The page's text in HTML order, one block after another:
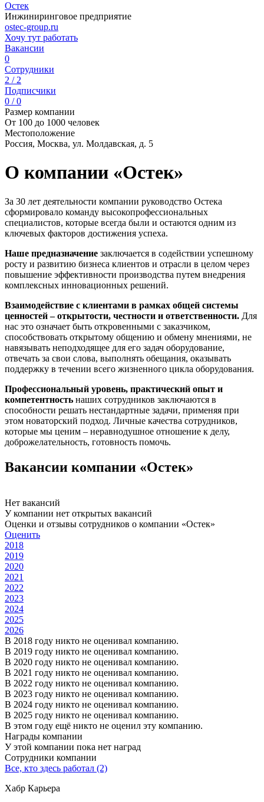
Остек
Инжиниринговое предприятие
ostec-group.ru
Хочу тут работать
Вакансии
0
Сотрудники
2 / 2
Подписчики
0 / 0
Размер компании
От 100 до 1000 человек
Местоположение
Россия, Москва, ул. Молдавская, д. 5
О компании «Остек»
За 30 лет деятельности компании руководство Остека
сформировало команду высокопрофессиональных
специалистов, которые всегда были и остаются одним из
ключевых факторов достижения успеха.
Наше предназначение заключается в содействии успешному
росту и развитию бизнеса клиентов и отрасли в целом через
повышение эффективности производства путем внедрения
комплексных инновационных решений.
Взаимодействие с клиентами в рамках общей системы
ценностей – открытости, честности и ответственности. Для
нас это означает быть откровенными с заказчиком,
способствовать открытому общению и обмену мнениями, не
навязывать неподходящее для его задач оборудование,
отвечать за свои слова, выполнять обещания, оказывать
поддержку в течении всего жизненного цикла оборудования.
Профессиональный уровень, практический опыт и
компетентность наших сотрудников заключаются в
способности решать нестандартные задачи, применяя при
этом новаторский подход. Личные качества сотрудников,
которые мы ценим – неравнодушное отношение к делу,
доброжелательность, готовность помочь.
Вакансии компании «Остек»
Нет вакансий
У компании нет открытых вакансий
Оценки и отзывы сотрудников о компании «Остек»
Оценить
2018
2019
2020
2021
2022
2023
2024
2025
2026
В 2018 году никто не оценивал компанию.
В 2019 году никто не оценивал компанию.
В 2020 году никто не оценивал компанию.
В 2021 году никто не оценивал компанию.
В 2022 году никто не оценивал компанию.
В 2023 году никто не оценивал компанию.
В 2024 году никто не оценивал компанию.
В 2025 году никто не оценивал компанию.
В этом году ещё никто не оценил эту компанию.
Награды компании
У этой компании пока нет наград
Сотрудники компании
Все, кто здесь работал (2)
Хабр Карьера